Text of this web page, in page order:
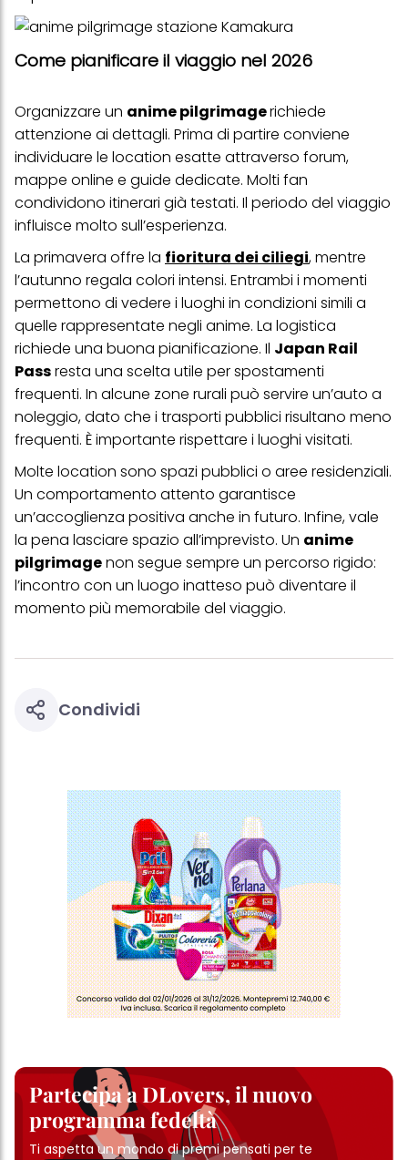
Come pianificare il viaggio nel 2026
Organizzare un anime pilgrimagerichiede
attenzione ai dettagli. Prima di partire conviene
individuare le location esatte attraverso forum,
mappe online e guide dedicate. Molti fan
condividono itinerari già testati. Il periodo del viaggio
influisce molto sull’esperienza.
La primavera offre la fioritura dei ciliegi, mentre
l’autunno regala colori intensi. Entrambi i momenti
permettono di vedere i luoghi in condizioni simili a
quelle rappresentate negli anime. La logistica
richiede una buona pianificazione. Il Japan Rail
Passresta una scelta utile per spostamenti
frequenti. In alcune zone rurali può servire un’auto a
noleggio, dato che i trasporti pubblici risultano meno
frequenti. È importante rispettare i luoghi visitati.
Molte location sono spazi pubblici o aree residenziali.
Un comportamento attento garantisce
un’accoglienza positiva anche in futuro. Infine, vale
la pena lasciare spazio all’imprevisto. Un anime
pilgrimagenon segue sempre un percorso rigido:
l’incontro con un luogo inatteso può diventare il
momento più memorabile del viaggio.
Condividi
Partecipa a DLovers, il nuovo
programma fedeltà
Ti aspetta un mondo di premi pensati per te
effetto per il futuro disabilitando i cookie sul nostro sito web nella
ulteriori informazioni sui cookie utilizzati su questo sito Web, in
clic su "modifica" di seguito".
Se fai clic su "Modifica" potrai trovare maggiori informazioni sul
trattamento dei tuoi dati / sull'uso dei cookie e consentirli per uno o
più degli scopi sopra menzionati. Cliccando su "Accetta tutto",
acconsenti all'uso dei cookie e al trattamento dei tuoi dati
personali per tutte le finalità sopra indicate. Se fai clic su "Rifiuta",
verranno utilizzati solo i cookie tecnicamente necessari per fornirti
questo sito web.